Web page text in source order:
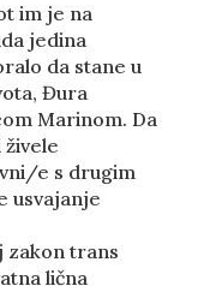
im je na
jedina
da stane u
Đura
Marinom. Da
e s drugim
usvajanje
zakon trans
lična